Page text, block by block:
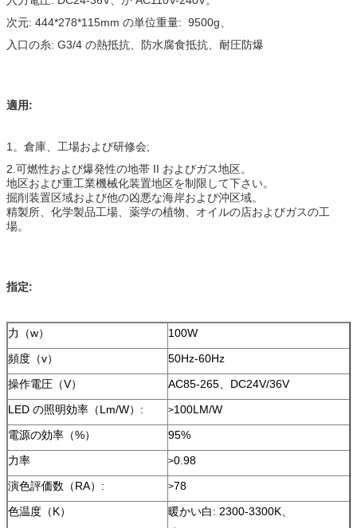
次元: 444*278*115mm の単位重量: 9500g、
入口の糸: G3/4 の熱抵抗、防水腐食抵抗、耐圧防爆
適用:
1。倉庫、工場および研修会;
2.可燃性および爆発性の地帯 II およびガス地区。
地区および重工業機械化装置地区を制限して下さい。
掘削装置区域および他の凶悪な海岸および沖区域。
精製所、化学製品工場、薬学の植物、オイルの店およびガスの工
場。
指定:
力（w）
100W
頻度（v）
50Hz-60Hz
操作電圧（V）
AC85-265、DC24V/36V
LED の照明効率（Lm/W）:
>100LM/W
電源の効率（%）
95%
力率
>0.98
演色評価数（RA）:
>78
色温度（K）
暖かい白: 2300-3300K、